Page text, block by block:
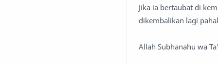
Jika ia bertaubat di
dikembalikan lagi
Allah Subhanahu wa